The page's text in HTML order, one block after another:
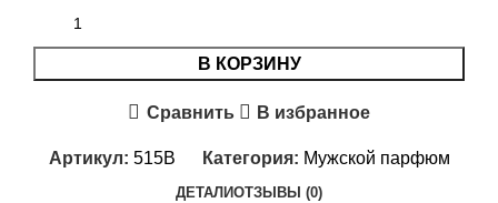
В КОРЗИНУ
Сравнить В избранное
Артикул: 515B Категория: Мужской парфюм
ДЕТАЛИОТЗЫВЫ (0)